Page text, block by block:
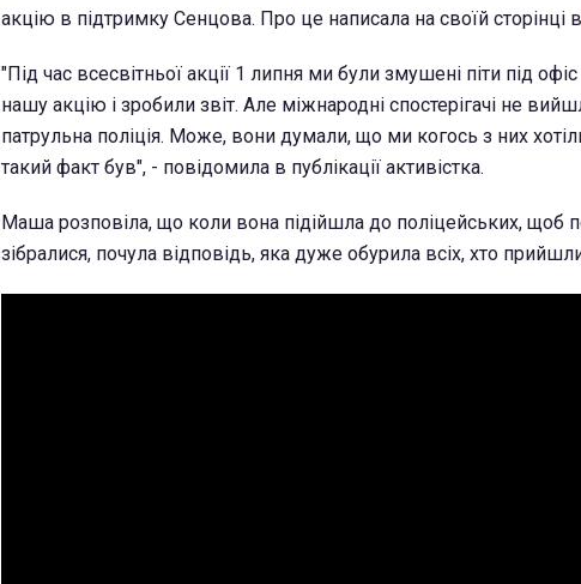
акцію в підтримку Сенцова. Про це написала на своїй сторінці в
"Під час всесвітньої акції 1 липня ми були змушені піти під
нашу акцію і зробили звіт. Але міжнародні спостерігачі не
патрульна поліція. Може, вони думали, що ми когось з них
такий факт був", - повідомила в публікації активістка.
Маша розповіла, що коли вона підійшла до поліцейських, щоб
зібралися, почула відповідь, яка дуже обурила всіх, хто